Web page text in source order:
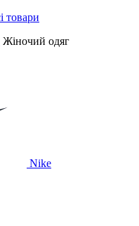
Жіночий одяг
Nike